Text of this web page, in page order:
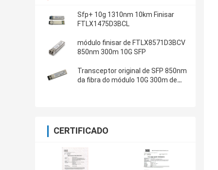
Sfp+ 10g 1310nm 10km Finisar
FTLX1475D3BCL
módulo finisar de FTLX8571D3BCV
850nm 300m 10G SFP
Transceptor original de SFP 850nm
da fibra do módulo 10G 300m de
CERTIFICADO